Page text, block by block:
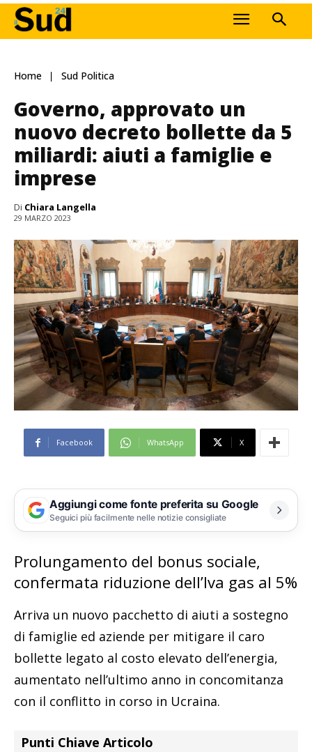
Home Sud Politica
Governo, approvato un
nuovo decreto bollette da 5
miliardi: aiuti a famiglie e
imprese
Di Chiara Langella
29 MARZO 2023
Facebook WhatsApp X
Aggiungi come fonte preferita su Google
Seguici più facilmente nelle notizie consigliate
Prolungamento del bonus sociale,
confermata riduzione dell’Iva gas al 5%
Arriva un nuovo pacchetto di aiuti a sostegno
di famiglie ed aziende per mitigare il caro
bollette legato al costo elevato dell’energia,
aumentato nell’ultimo anno in concomitanza
con il conflitto in corso in Ucraina.
Punti Chiave Articolo